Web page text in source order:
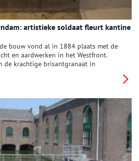
artistieke soldaat fleurt kantine
bouw vond al in 1884 plaats met de
en aardwerken in het Westfront.
de krachtige brisantgranaat in